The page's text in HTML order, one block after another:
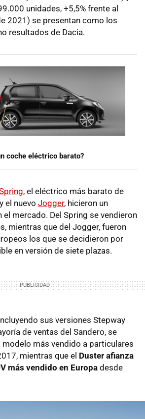
unidades, +5,5% frente al
2021) se presentan como los
resultados de Dacia.
coche eléctrico barato?
, el eléctrico más barato de
el nuevo Jogger, hicieron un
el mercado. Del Spring se vendieron
mientras que del Jogger, fueron
los que se decidieron por
en versión de siete plazas.
sus versiones Stepway
de ventas del Sandero, se
más vendido a particulares
mientras que el Duster afianza
más vendido en Europa desde